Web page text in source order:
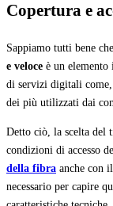
Copertura e
Sappiamo tutti bene
e veloce è un
di servizi digitali
dei più utilizzati dai
Detto ciò, la scelta del
condizioni di accesso
della fibra anche con
necessario per capire